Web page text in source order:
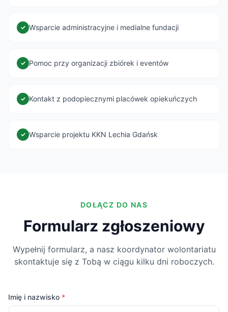
✓ Wsparcie administracyjne i medialne fundacji
✓ Pomoc przy organizacji zbiórek i eventów
✓ Kontakt z podopiecznymi placówek opiekuńczych
✓ Wsparcie projektu KKN Lechia Gdańsk
DOŁĄCZ DO NAS
Formularz zgłoszeniowy
Wypełnij formularz, a nasz koordynator wolontariatu
skontaktuje się z Tobą w ciągu kilku dni roboczych.
Imię i nazwisko *